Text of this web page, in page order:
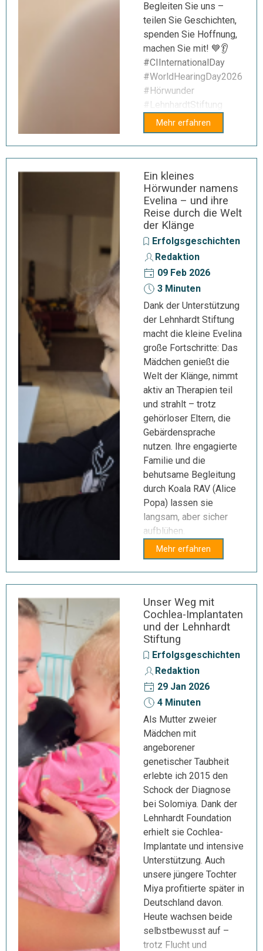
Begleiten Sie uns –
teilen Sie Geschichten,
spenden Sie Hoffnung,
machen Sie mit! 💙👂
#CIInternationalDay
#WorldHearingDay2026
#Hörwunder
#LehnhardtStiftung
Mehr erfahren
Ein kleines
Hörwunder namens
Evelina – und ihre
Reise durch die Welt
der Klänge
Erfolgsgeschichten
Redaktion
09 Feb 2026
3 Minuten
Dank der Unterstützung
der Lehnhardt Stiftung
macht die kleine Evelina
große Fortschritte: Das
Mädchen genießt die
Welt der Klänge, nimmt
aktiv an Therapien teil
und strahlt – trotz
gehörloser Eltern, die
Gebärdensprache
nutzen. Ihre engagierte
Familie und die
behutsame Begleitung
durch Koala RAV (Alice
Popa) lassen sie
langsam, aber sicher
aufblühen.
Mehr erfahren
Unser Weg mit
Cochlea-Implantaten
und der Lehnhardt
Stiftung
Erfolgsgeschichten
Redaktion
29 Jan 2026
4 Minuten
Als Mutter zweier
Mädchen mit
angeborener
genetischer Taubheit
erlebte ich 2015 den
Schock der Diagnose
bei Solomiya. Dank der
Lehnhardt Foundation
erhielt sie Cochlea-
Implantate und intensive
Unterstützung. Auch
unsere jüngere Tochter
Miya profitierte später in
Deutschland davon.
Heute wachsen beide
selbstbewusst auf –
trotz Flucht und